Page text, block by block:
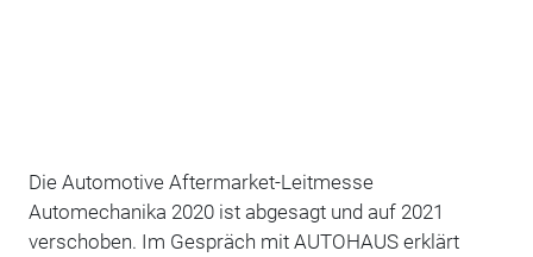
Die Automotive Aftermarket-Leitmesse
Automechanika 2020 ist abgesagt und auf 2021
verschoben. Im Gespräch mit AUTOHAUS erklärt